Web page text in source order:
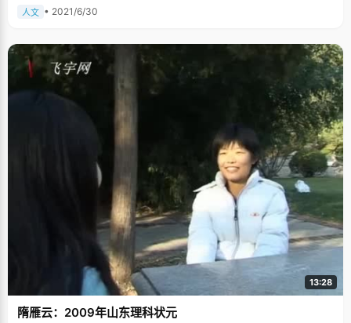
人文 • 2021/6/30
13:28
隋雁云：2009年山东理科状元